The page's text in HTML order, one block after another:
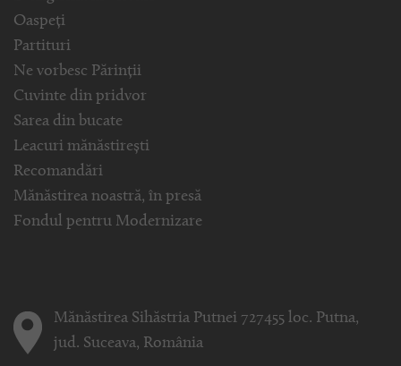
Oaspeți
Partituri
Ne vorbesc Părinții
Cuvinte din pridvor
Sarea din bucate
Leacuri mănăstirești
Recomandări
Mănăstirea noastră, în presă
Fondul pentru Modernizare
Mănăstirea Sihăstria Putnei 727455 loc. Putna,
jud. Suceava, România